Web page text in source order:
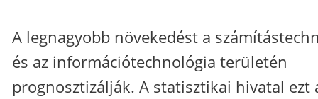
A legnagyobb növekedést a
és az információtechnológia területén
prognosztizálják. A statisztikai hivatal ezt